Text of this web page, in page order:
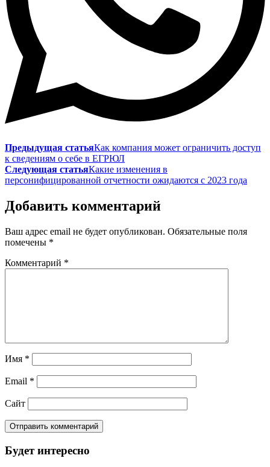
Предыдущая статьяКак компания может ограничить доступ
к сведениям о себе в ЕГРЮЛ
Следующая статьяКакие изменения в
персонифицированной отчетности ожидаются с 2023 года
Добавить комментарий
Ваш адрес email не будет опубликован. Обязательные поля
помечены *
Комментарий *
Имя *
Email *
Сайт
Будет интересно